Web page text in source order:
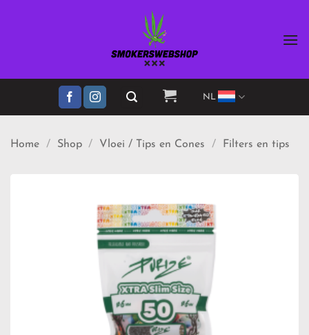
NL
Home / Shop / Vloei / Tips en Cones / Filters en tips